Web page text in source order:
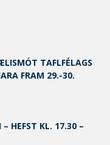
TAFLFÉLAGS
FRAM 29.-30.
– HEFST KL. 17.30 –